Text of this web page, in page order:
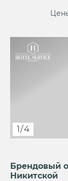
1/4
Брендовый
Никитской